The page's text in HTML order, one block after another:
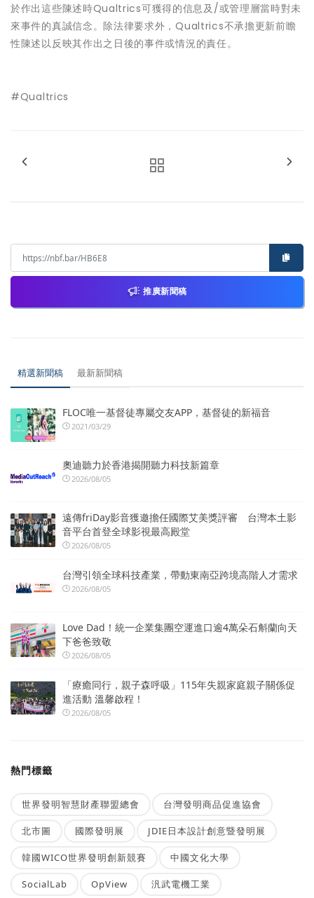
於作出這些陳述時Qualtrics可獲得的信息及/或管理層當時對未
來事件的真誠信念。除法律要求外，Qualtrics不承擔更新前瞻
性陳述以反映其作出之日後的事件或情況的責任。
#Qualtrics
推廣新聞稿
精選新聞稿 最新新聞稿
FLOC唯一基督徒專屬交友APP，基督徒的新福音
2021/03/29
奧迪聽力於香港揭開聽力科技新篇章
2026/08/05
遠傳friDay影音獲邀擔任國際艾美獎評審 台灣本土影
音平台首登全球影視最高殿堂
2026/08/05
台灣引領全球科技產業，帶動東南亞跨境高階人才需求
2026/08/05
Love Dad！統一企業集團空運進口逾4萬朵石斛蘭向天
下爸爸致敬
2026/08/05
「療癒同行，親子森呼吸」115年失親家庭親子關係促
進活動 溫馨啟程！
2026/08/05
熱門標籤
世界發明智慧財產聯盟總會 台灣發明商品促進協會
北市圖 國際發明展 JDIE日本設計創意暨發明展
韓國WICO世界發明創新競賽 中國文化大學
SocialLab OpView 汎武電機工業